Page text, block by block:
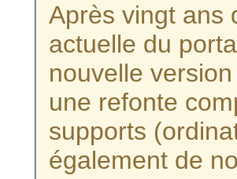
Après vingt ans
actuelle du
nouvelle
une refonte
supports
également de